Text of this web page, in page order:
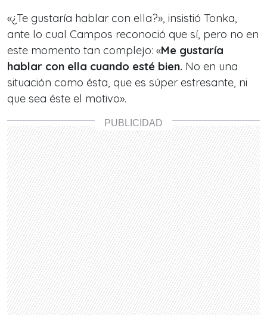
«¿Te gustaría hablar con ella?», insistió Tonka,
ante lo cual Campos reconoció que sí, pero no en
este momento tan complejo: «Me gustaría
hablar con ella cuando esté bien. No en una
situación como ésta, que es súper estresante, ni
que sea éste el motivo».